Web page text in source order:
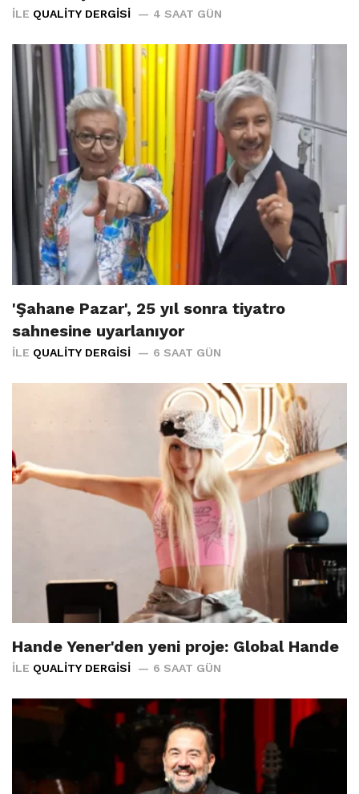
İLE QUALITY DERGISI 4 SAAT GÜN
'Şahane Pazar', 25 yıl sonra tiyatro
sahnesine uyarlanıyor
İLE QUALITY DERGISI 6 SAAT GÜN
Hande Yener'den yeni proje: Global Hande
İLE QUALITY DERGISI 6 SAAT GÜN